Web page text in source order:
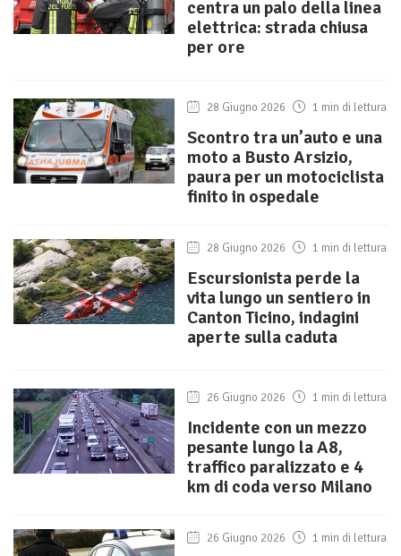
centra un palo della linea
elettrica: strada chiusa
per ore
28 Giugno 2026 1 min di lettura
Scontro tra un’auto e una
moto a Busto Arsizio,
paura per un motociclista
finito in ospedale
28 Giugno 2026 1 min di lettura
Escursionista perde la
vita lungo un sentiero in
Canton Ticino, indagini
aperte sulla caduta
26 Giugno 2026 1 min di lettura
Incidente con un mezzo
pesante lungo la A8,
traffico paralizzato e 4
km di coda verso Milano
26 Giugno 2026 1 min di lettura